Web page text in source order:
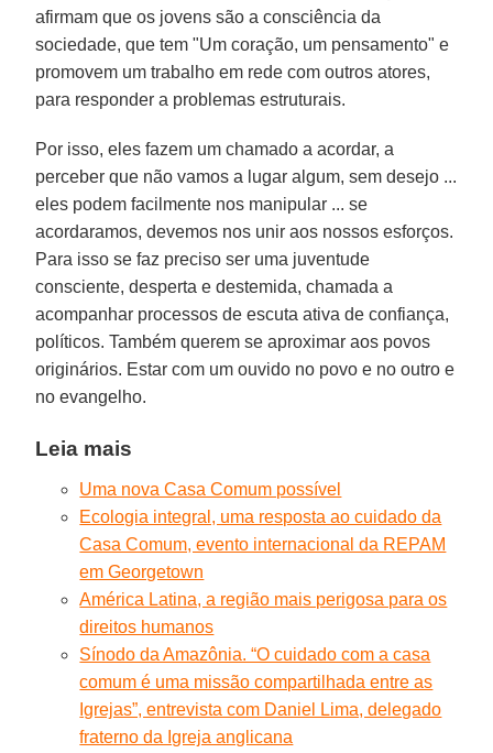
afirmam que os jovens são a consciência da
sociedade, que tem "Um coração, um pensamento" e
promovem um trabalho em rede com outros atores,
para responder a problemas estruturais.
Por isso, eles fazem um chamado a acordar, a
perceber que não vamos a lugar algum, sem desejo ...
eles podem facilmente nos manipular ... se
acordaramos, devemos nos unir aos nossos esforços.
Para isso se faz preciso ser uma juventude
consciente, desperta e destemida, chamada a
acompanhar processos de escuta ativa de confiança,
políticos. Também querem se aproximar aos povos
originários. Estar com um ouvido no povo e no outro e
no evangelho.
Leia mais
Uma nova Casa Comum possível
Ecologia integral, uma resposta ao cuidado da
Casa Comum, evento internacional da REPAM
em Georgetown
América Latina, a região mais perigosa para os
direitos humanos
Sínodo da Amazônia. “O cuidado com a casa
comum é uma missão compartilhada entre as
Igrejas”, entrevista com Daniel Lima, delegado
fraterno da Igreja anglicana